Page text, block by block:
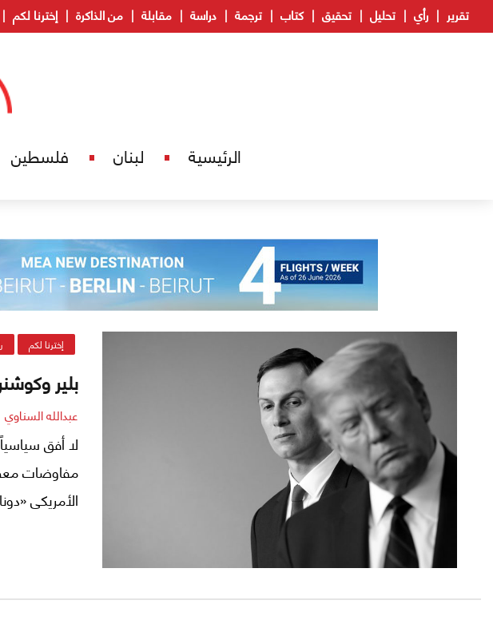
تقرير رأي تحليل تحقيق كتاب ترجمة دراسة مقابلة من الذاكرة إخترنا لكم
الرئيسية لبنان فلسطين
إخترنا لكم
بلير
عبدالله السناوي
لا أفق
مفاوضات
الأمريكى